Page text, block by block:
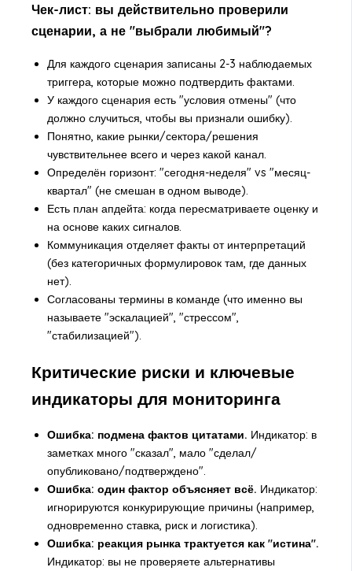
Чек-лист: вы действительно проверили
сценарии, а не "выбрали любимый"?
Для каждого сценария записаны 2-3 наблюдаемых
триггера, которые можно подтвердить фактами.
У каждого сценария есть "условия отмены" (что
должно случиться, чтобы вы признали ошибку).
Понятно, какие рынки/сектора/решения
чувствительнее всего и через какой канал.
Определён горизонт: "сегодня-неделя" vs "месяц-
квартал" (не смешан в одном выводе).
Есть план апдейта: когда пересматриваете оценку и
на основе каких сигналов.
Коммуникация отделяет факты от интерпретаций
(без категоричных формулировок там, где данных
нет).
Согласованы термины в команде (что именно вы
называете "эскалацией", "стрессом",
"стабилизацией").
Критические риски и ключевые
индикаторы для мониторинга
Ошибка: подмена фактов цитатами. Индикатор: в
заметках много "сказал", мало "сделал/
опубликовано/подтверждено".
Ошибка: один фактор объясняет всё. Индикатор:
игнорируются конкурирующие причины (например,
одновременно ставка, риск и логистика).
Ошибка: реакция рынка трактуется как "истина".
Индикатор: вы не проверяете альтернативы